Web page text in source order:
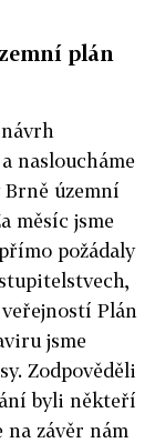
plán
nasloucháme
Brně územní
měsíc jsme
požádaly
Plán
jsme
Zodpověděli
byli někteří
na závěr nám